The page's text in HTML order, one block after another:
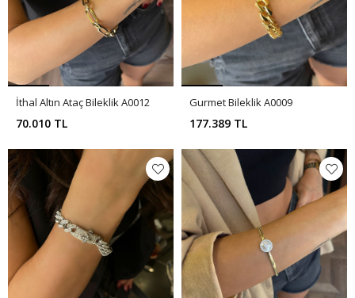
İthal Altın Ataç Bileklik A0012
70.010 TL
Gurmet Bileklik A0009
177.389 TL